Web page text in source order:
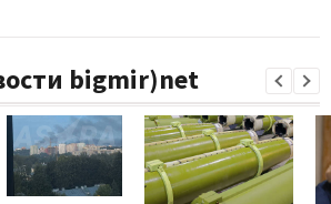
bigmir)net